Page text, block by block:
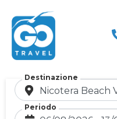
Destinazione
Periodo